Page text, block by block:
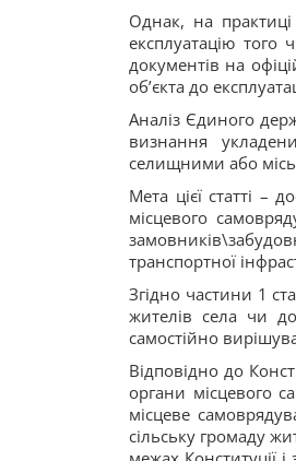
Однак, на
експлуатацію того
документів на
об’єкта до
Аналіз Єдиного
визнання
селищними або
Мета цієї статті –
місцевого
транспортної
Згідно частини 1
жителів села чи
самостійно
Відповідно до
органи місцевого
місцеве
сільську громаду